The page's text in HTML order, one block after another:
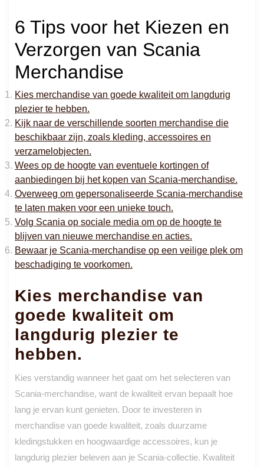
6 Tips voor het Kiezen en
Verzorgen van Scania
Merchandise
Kies merchandise van goede kwaliteit om langdurig
plezier te hebben.
Kijk naar de verschillende soorten merchandise die
beschikbaar zijn, zoals kleding, accessoires en
verzamelobjecten.
Wees op de hoogte van eventuele kortingen of
aanbiedingen bij het kopen van Scania-merchandise.
Overweeg om gepersonaliseerde Scania-merchandise
te laten maken voor een unieke touch.
Volg Scania op sociale media om op de hoogte te
blijven van nieuwe merchandise en acties.
Bewaar je Scania-merchandise op een veilige plek om
beschadiging te voorkomen.
Kies merchandise van
goede kwaliteit om
langdurig plezier te
hebben.
Kies verstandig wanneer het gaat om het selecteren van
Scania-merchandise, want de kwaliteit ervan bepaalt hoe
lang je ervan kunt genieten. Door te investeren in
merchandise van goede kwaliteit, zoals duurzame
kledingstukken en hoogwaardige accessoires, kun je
langdurig plezier beleven aan je Scania-collectie. Kwaliteit